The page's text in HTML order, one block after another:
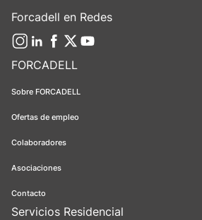
FORCADELL
Sobre FORCADELL
Ofertas de empleo
Colaboradores
Asociaciones
Contacto
Servicios Residencial
Forcadell en Redes